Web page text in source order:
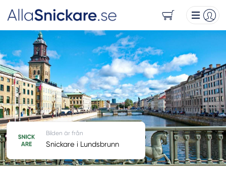
Bilden är från
Snickare i Lundsbrunn